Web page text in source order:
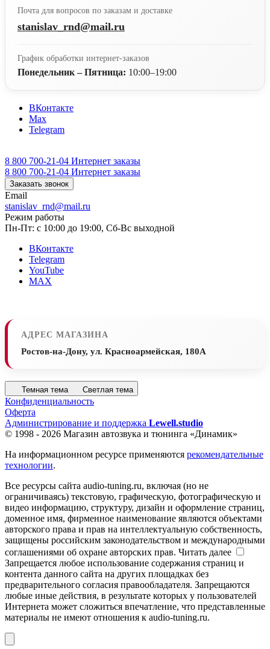
Почта для вопросов по заказам и доставке
stanislav_rnd@mail.ru
График обработки интернет-заказов
Понедельник – Пятница: 10:00–19:00
ВКонтакте
Max
Telegram
8 800 700-21-04 Интернет заказы
8 800 700-21-04 Интернет заказы
Заказать звонок
Email
stanislav_rnd@mail.ru
Режим работы
Пн-Пт: с 10:00 до 19:00, Сб-Вс выходной
ВКонтакте
Telegram
YouTube
MAX
АДРЕС МАГАЗИНА
Ростов-на-Дону, ул. Красноармейская, 180А
Темная тема Светлая тема
Конфиденциальность
Оферта
Администрирование и поддержка Lewell.studio
© 1998 - 2026 Магазин автозвука и тюнинга «Динамик»
На информационном ресурсе применяются рекомендательные
технологии.
Все ресурсы сайта audio-tuning.ru, включая (но не
ограничиваясь) текстовую, графическую, фотографическую и
видео информацию, структуру, дизайн и оформление страниц,
доменное имя, фирменное наименование являются объектами
авторского права и прав на интеллектуальную собственность,
защищены российским законодательством и международными
соглашениями об охране авторских прав. Читать далее
Запрещается любое использование содержания страниц и
контента данного сайта на других площадках без
предварительного согласия правообладателя. Запрещаются
любые иные действия, в результате которых у пользователей
Интернета может сложиться впечатление, что представленные
материалы не имеют отношения к audio-tuning.ru.